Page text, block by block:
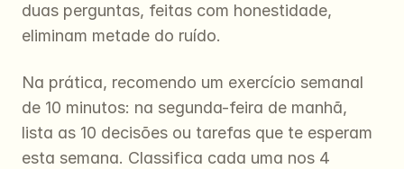
duas perguntas, feitas com honestidade,
eliminam metade do ruído.
Na prática, recomendo um exercício semanal
de 10 minutos: na segunda-feira de manhã,
lista as 10 decisões ou tarefas que te esperam
esta semana. Classifica cada uma nos 4